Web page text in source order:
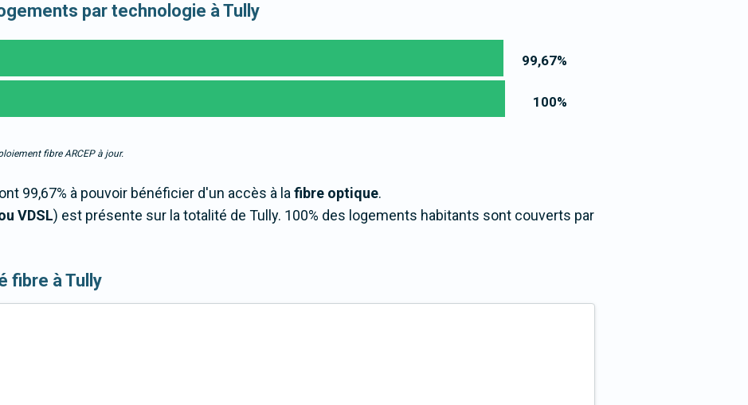
par technologie à Tully
99,67%
100%
fibre ARCEP à jour.
99,67% à pouvoir bénéficier d'un accès à lafibre optique.
VDSL) est présente sur la totalité de Tully. 100% des logements habitants sont couverts par
fibre à Tully